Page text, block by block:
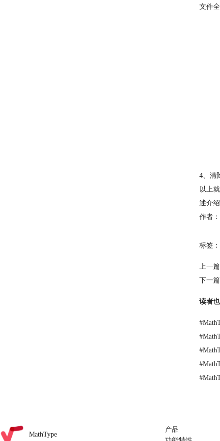
文件
4、清
以上
述介
作者
标签：
上一
下一
读者
#
#
#
#
#
MathType
产品